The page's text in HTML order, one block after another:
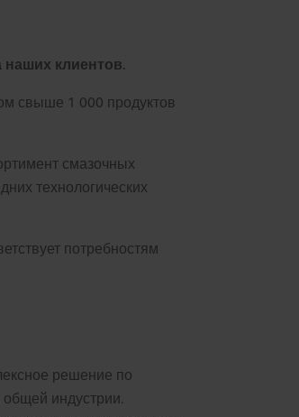
клиентов.
свыше 1 000 продуктов
смазочных
технологических
потребностям
решение по
индустрии.